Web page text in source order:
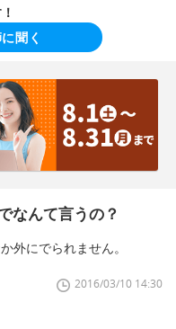
聞く
なんて言うの？
外にでられません。
2016/03/10 14:30